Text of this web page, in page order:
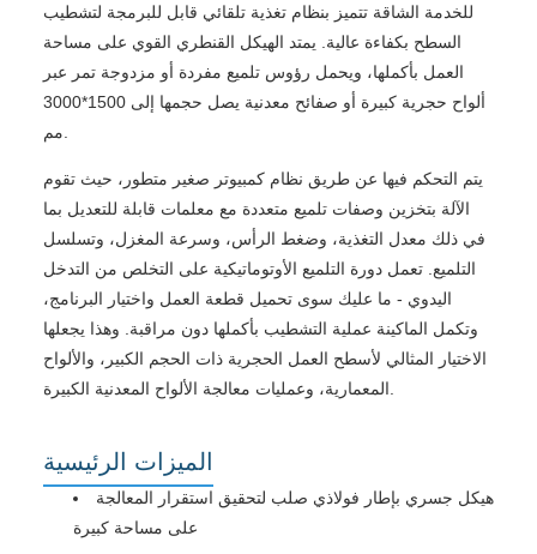
للخدمة الشاقة تتميز بنظام تغذية تلقائي قابل للبرمجة لتشطيب
السطح بكفاءة عالية. يمتد الهيكل القنطري القوي على مساحة
العمل بأكملها، ويحمل رؤوس تلميع مفردة أو مزدوجة تمر عبر
ألواح حجرية كبيرة أو صفائح معدنية يصل حجمها إلى 1500*3000
يتم التحكم فيها عن طريق نظام كمبيوتر صغير متطور، حيث تقوم
الآلة بتخزين وصفات تلميع متعددة مع معلمات قابلة للتعديل بما
في ذلك معدل التغذية، وضغط الرأس، وسرعة المغزل، وتسلسل
التلميع. تعمل دورة التلميع الأوتوماتيكية على التخلص من التدخل
اليدوي - ما عليك سوى تحميل قطعة العمل واختيار البرنامج،
وتكمل الماكينة عملية التشطيب بأكملها دون مراقبة. وهذا يجعلها
الاختيار المثالي لأسطح العمل الحجرية ذات الحجم الكبير، والألواح
الميزات الرئيسية
هيكل جسري بإطار فولاذي صلب لتحقيق استقرار المعالجة
على مساحة كبيرة